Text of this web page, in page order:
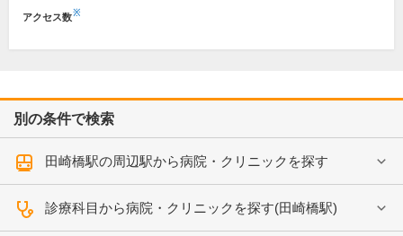
アクセス数※
別の条件で検索
田崎橋駅の周辺駅から病院・クリニックを探す
診療科目から病院・クリニックを探す(田崎橋駅)